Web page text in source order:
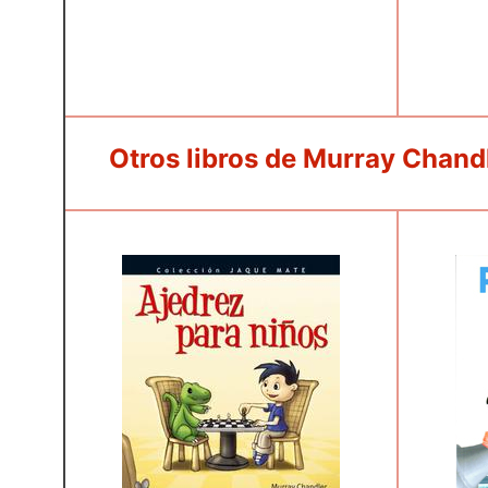
Otros libros de Murray